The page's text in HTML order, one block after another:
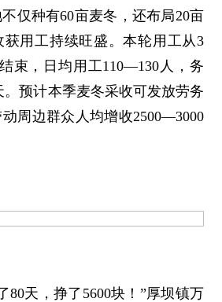
仅种有60亩麦冬，还布局20亩
用工持续旺盛。本轮用工从3
束，日均用工110—130人，务
预计本季麦冬采收可发放劳务
周边群众人均增收2500—3000
天，挣了5600块！”厚坝镇万